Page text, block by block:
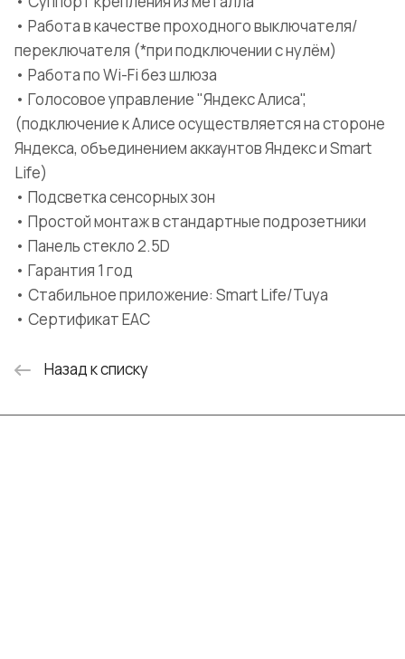
• Работа в качестве проходного выключателя/
переключателя (*при подключении с нулём)
• Работа по Wi-Fi без шлюза
• Голосовое управление "Яндекс Алиса",
(подключение к Алисе осуществляется на стороне
Яндекса, объединением аккаунтов Яндекс и Smart
Life)
• Подсветка сенсорных зон
• Простой монтаж в стандартные подрозетники
• Панель стекло 2.5D
• Гарантия 1 год
• Стабильное приложение: Smart Life/Tuya
• Сертификат EAC
Назад к списку